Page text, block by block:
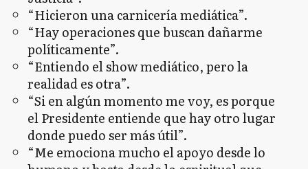
“Hicieron una carnicería mediática”.
“Hay operaciones que buscan dañarme
políticamente”.
“Entiendo el show mediático, pero la
realidad es otra”.
“Si en algún momento me voy, es porque
el Presidente entiende que hay otro lugar
donde puedo ser más útil”.
“Me emociona mucho el apoyo desde lo